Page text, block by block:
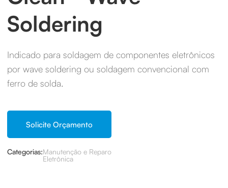
Soldering
Indicado para soldagem de componentes eletrônicos
por wave soldering ou soldagem convencional com
ferro de solda.
Solicite Orçamento
Categorias:Manutenção e Reparo
Eletrônica